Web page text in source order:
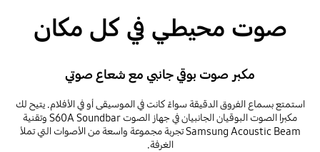
صوت محيطي في كل مكان
مكبر صوت بوقي جانبي مع شعاع صوتي
استمتع بسماع الفروق الدقيقة سواءً كانت في الموسيقى أو في الأفلام. يتيح لك
مكبرا الصوت البوقيان الجانبيان في جهاز الصوت S60A Soundbar وتقنية
Samsung Acoustic Beam تجربة مجموعة واسعة من الأصوات التي تملأ
الغرفة.